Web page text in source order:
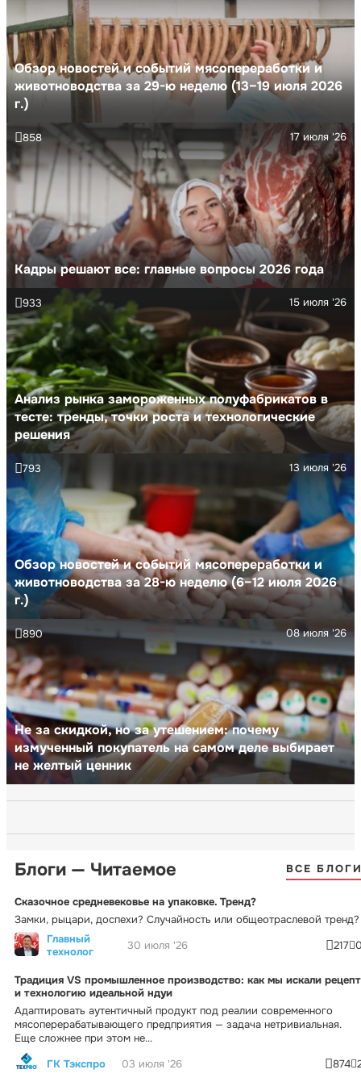
Обзор новостей и событий мясопереработки и
животноводства за 29-ю неделю (13–19 июля 2026
г.)
Кадры решают все: главные вопросы 2026 года
17 июля '26
858
Анализ рынка замороженных полуфабрикатов в
тесте: тренды, точки роста и технологические
решения
15 июля '26
933
Обзор новостей и событий мясопереработки и
животноводства за 28-ю неделю (6–12 июля 2026
г.)
13 июля '26
793
Не за скидкой, но за утешением: почему
измученный покупатель на самом деле выбирает
не желтый ценник
08 июля '26
890
Блоги — Читаемое ВСЕ
Сказочное средневековье на упаковке. Тренд?
Замки, рыцари, доспехи? Случайность или общеотраслевой тренд?
Главный
технолог
30 июля '26 217
Традиция VS промышленное производство: как мы искали рецепт
и технологию идеальной ндуи
Адаптировать аутентичный продукт под реалии современного
мясоперерабатывающего предприятия — задача нетривиальная.
Еще сложнее при этом не...
ГК Тэкспро
03 июля '26 874